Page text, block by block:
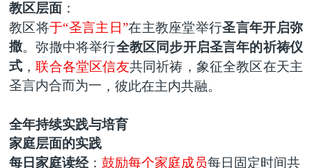
教区层面 ：
教区将于“圣言主日”在主教座堂举行圣言年开启弥
撒。弥撒中将举行全教区同步开启圣言年的祈祷仪
式 ，联合各堂区信友共同祈祷，象征全教区在天主
圣言内合而为一 ，彼此在主内共融。
全年持续实践与培育
家庭层面的实践
每 日家庭读经： 鼓励每个家庭成员每日固定时间共